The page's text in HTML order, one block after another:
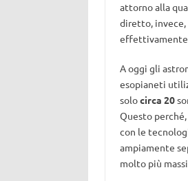
attorno alla
diretto,
effettivamente
A oggi gli
esopianeti
solocirca 20
Questo
con le
ampiamente
molto più